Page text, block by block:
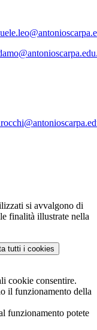
si avvalgono di
finalità illustrate nella
tutti i cookies
cookie consentire.
il funzionamento della
funzionamento potete